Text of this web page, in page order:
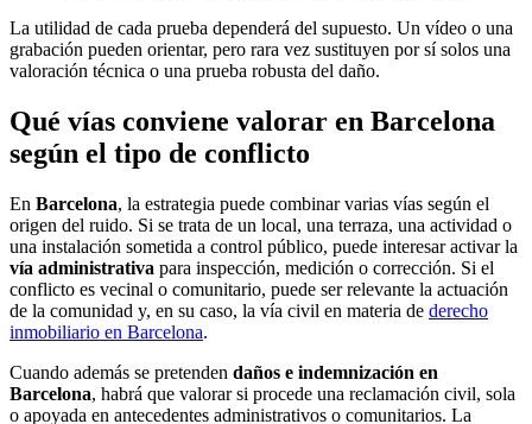
La utilidad de cada prueba dependerá del supuesto. Un vídeo o una
grabación pueden orientar, pero rara vez sustituyen por sí solos una
valoración técnica o una prueba robusta del daño.
Qué vías conviene valorar en Barcelona
según el tipo de conflicto
En Barcelona, la estrategia puede combinar varias vías según el
origen del ruido. Si se trata de un local, una terraza, una actividad o
una instalación sometida a control público, puede interesar activar la
vía administrativa para inspección, medición o corrección. Si el
conflicto es vecinal o comunitario, puede ser relevante la actuación
de la comunidad y, en su caso, la vía civil en materia de derecho
inmobiliario en Barcelona.
Cuando además se pretenden daños e indemnización en
Barcelona, habrá que valorar si procede una reclamación civil, sola
o apoyada en antecedentes administrativos o comunitarios. La